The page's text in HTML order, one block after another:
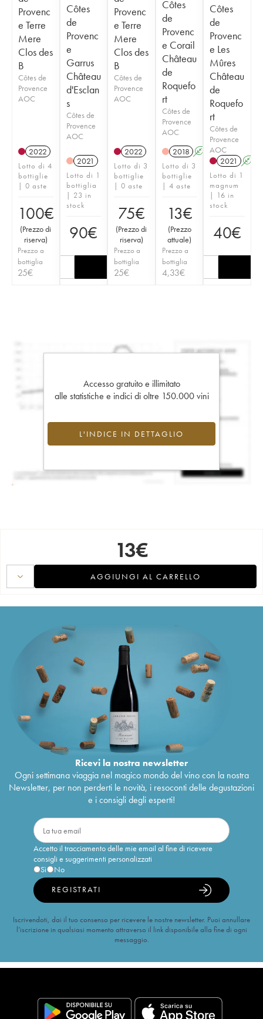
Provenc
e Terre
Mere
Clos des
B
Côtes de
Provence
AOC
2022
Lotto di 4
bottiglie
| 0 aste
100€
(Prezzo di
riserva)
Prezzo a
bottiglia
25€
Côtes
de
Provenc
e
Garrus
Château
d'Esclan
s
Côtes de
Provence
AOC
2021
Lotto di 1
bottiglia
| 23 in
stock
90€
Provenc
e Terre
Mere
Clos des
B
Côtes de
Provence
AOC
2022
Lotto di 3
bottiglie
| 0 aste
75€
(Prezzo di
riserva)
Prezzo a
bottiglia
25€
Côtes
de
Provenc
e Corail
Château
de
Roquefo
rt
Côtes de
Provence
AOC
2018 A S
Lotto di 3
bottiglie
| 4 aste
13€
(Prezzo
attuale)
Prezzo a
bottiglia
4,33€
Côtes
de
Provenc
e Les
Mûres
Château
de
Roquefo
rt
Côtes de
Provence
AOC
2021
A
Lotto di 1
magnum
| 16 in
stock
40€
Accesso gratuito e illimitato
alle statistiche e indici di oltre 150.000 vini
L'INDICE IN DETTAGLIO
13€
AGGIUNGI AL CARRELLO
Ricevi la nostra newsletter
Ogni settimana viaggia nel magico mondo del vino con la nostra
Newsletter, per non perderti le novità, i resoconti delle degustazioni
e i consigli degli esperti!
Accetto il tracciamento delle mie email al fine di ricevere
consigli e suggerimenti personalizzati
Sì
No
REGISTRATI
Iscrivendoti, dai il tuo consenso per ricevere le nostre newsletter. Puoi annullare
l’iscrizione in qualsiasi momento attraverso il link disponibile alla fine di ogni
messaggio.